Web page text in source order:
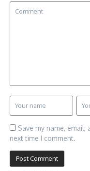
Save my name,
next time I comment.